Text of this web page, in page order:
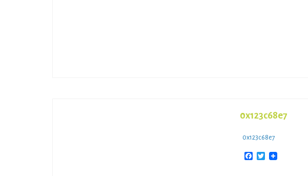
0x123c68e7
0x123c68e7
Facebook
Twitter